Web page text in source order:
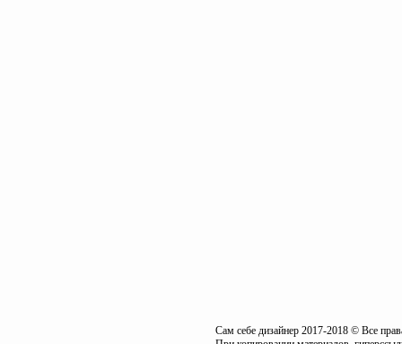
Сам себе дизайнер 2017-2018 © Все